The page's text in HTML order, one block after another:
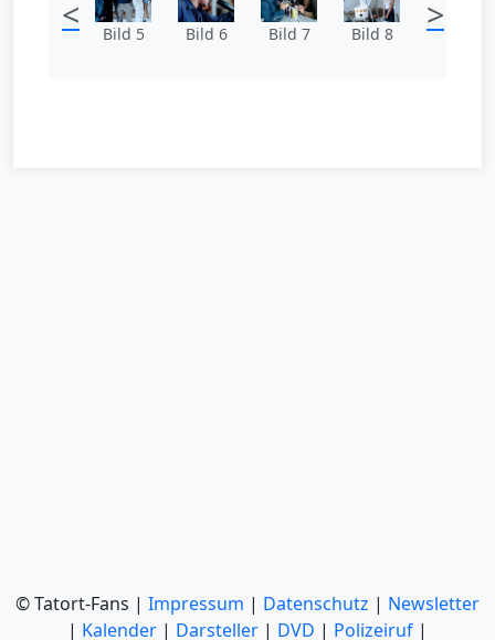
< Bild 5 Bild 6 Bild 7 Bild 8 >
© Tatort-Fans | Impressum | Datenschutz | Newsletter
| Kalender | Darsteller | DVD | Polizeiruf |